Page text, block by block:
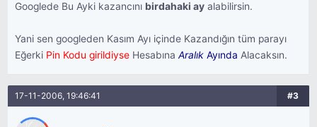
Googlede Bu Ayki kazancını birdahaki ay alabilirsin.
Yani sen googleden Kasım Ayı içinde Kazandığın tüm parayı
Eğerki Pin Kodu girildiyse HesabınaAralık Ayında Alacaksın.
17-11-2006, 19:46:41 #3